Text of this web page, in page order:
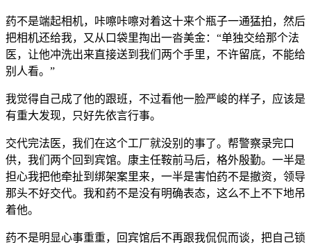
药不是端起相机，咔嚓咔嚓对着这十来个瓶子一通猛拍，然后
把相机还给我，又从口袋里掏出一沓美金：“单独交给那个法
医，让他冲洗出来直接送到我们两个手里，不许留底，不能给
别人看。”
我觉得自己成了他的跟班，不过看他一脸严峻的样子，应该是
有重大发现，只好先依言行事。
交代完法医，我们在这个工厂就没别的事了。帮警察录完口
供，我们两个回到宾馆。康主任鞍前马后，格外殷勤。一半是
担心我把他牵扯到绑架案里来，一半是害怕药不是撤资，领导
那头不好交代。我和药不是没有明确表态，这么不上不下地吊
着他。
药不是明显心事重重，回宾馆后不再跟我侃侃而谈，把自己锁